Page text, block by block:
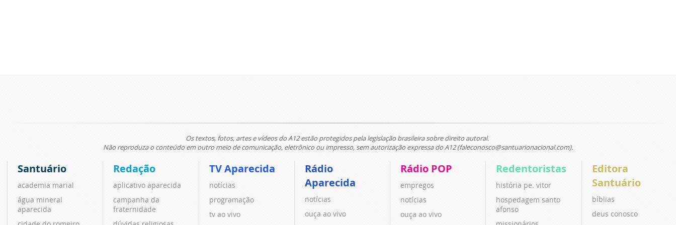
Os textos, fotos, artes e vídeos do A12 estão protegidos pela legislação brasileira sobre direito autoral.
Não reproduza o conteúdo em outro meio de comunicação, eletrônico ou impresso, sem autorização expressa do A12 (faleconosco@santuarionacional.com).
Santuário
academia marial
água mineral
aparecida
Redação
aplicativo aparecida
campanha da
fraternidade
TV Aparecida
notícias
programação
tv ao vivo
Rádio
Aparecida
notícias
ouça ao vivo
Rádio POP
empregos
notícias
ouça ao vivo
Redentoristas
história pe. vitor
hospedagem santo
afonso
Editora
Santuário
bíblias
deus conosco